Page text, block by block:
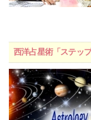
西洋占星術「ステッ